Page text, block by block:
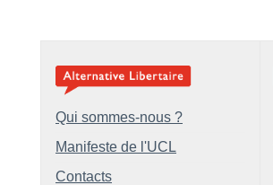
Qui sommes-nous ?
Manifeste de l'UCL
Contacts